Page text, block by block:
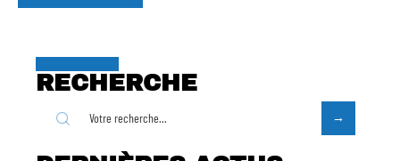
RECHERCHE